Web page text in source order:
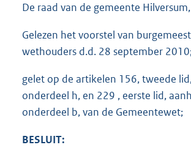
De raad van de gemeente Hilversum,
Gelezen het voorstel van
wethouders d.d. 28 september
gelet op de artikelen 156, tweede
onderdeel h, en 229 , eerste lid,
onderdeel b, van de Gemeentewet;
BESLUIT: